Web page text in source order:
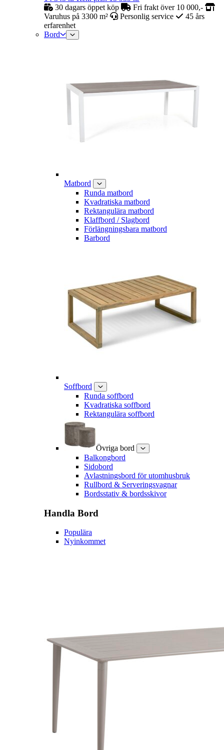
30 dagars öppet köp
Fri frakt över 10 000,-
Varuhus på 3300 m²
Personlig service
45 års
erfarenhet
Bord
Matbord
Runda matbord
Kvadratiska matbord
Rektangulära matbord
Klaffbord / Slagbord
Förlängningsbara matbord
Barbord
Soffbord
Runda soffbord
Kvadratiska soffbord
Rektangulära soffbord
Övriga bord
Balkongbord
Sidobord
Avlastningsbord för utomhusbruk
Rullbord & Serveringsvagnar
Bordsstativ & bordsskivor
Handla Bord
Populära
Nyinkommet